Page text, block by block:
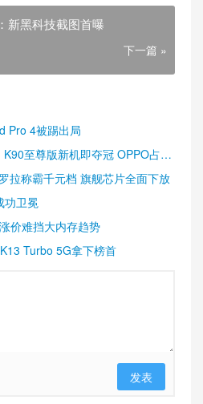
新黑科技截图首曝
下一篇 »
Pro 4被踢出局
至尊版新机即夺冠 OPPO占据
拉称霸千元档 旗舰芯片全面下放
功卫冕
价难挡大内存趋势
Turbo 5G拿下榜首
发表